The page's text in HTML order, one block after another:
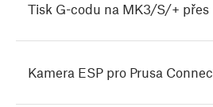
Tisk G-codu na MK3/S/+ přes
Kamera ESP pro Prusa